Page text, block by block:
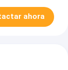
ahora